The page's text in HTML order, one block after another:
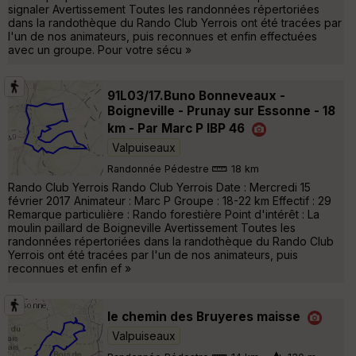
signaler Avertissement Toutes les randonnées répertoriées
dans la randothèque du Rando Club Yerrois ont été tracées par
l'un de nos animateurs, puis reconnues et enfin effectuées
avec un groupe. Pour votre sécu »
91L03/17.Buno Bonneveaux -
Boigneville - Prunay sur Essonne - 18
km - Par Marc P IBP 46
Valpuiseaux
Randonnée Pédestre 18 km
Rando Club Yerrois Rando Club Yerrois Date : Mercredi 15
février 2017 Animateur : Marc P Groupe : 18-22 km Effectif : 29
Remarque particulière : Rando forestière Point d'intérêt : La
moulin paillard de Boigneville Avertissement Toutes les
randonnées répertoriées dans la randothèque du Rando Club
Yerrois ont été tracées par l'un de nos animateurs, puis
reconnues et enfin ef »
le chemin des Bruyeres maisse
Valpuiseaux